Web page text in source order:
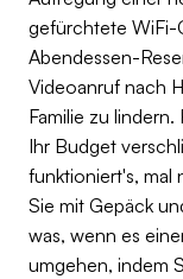
gefürchtete WiFi-
Abendessen-
Videoanruf nach
Familie zu
Ihr Budget
funktioniert's, mal
Sie mit Gepäck
was, wenn es
umgehen, indem